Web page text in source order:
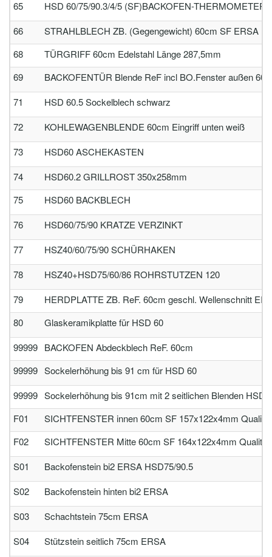
65
HSD 60/75/90.3/4/5 (SF)BACKOFEN-THERMOMETER
66
STRAHLBLECH ZB. (Gegengewicht) 60cm SF ERSA
68
TÜRGRIFF 60cm Edelstahl Länge 287,5mm
69
BACKOFENTÜR Blende ReF incl BO.Fenster außen
71
HSD 60.5 Sockelblech schwarz
72
KOHLEWAGENBLENDE 60cm Eingriff unten weiß
73
HSD60 ASCHEKASTEN
74
HSD60.2 GRILLROST 350x258mm
75
HSD60 BACKBLECH
76
HSD60/75/90 KRATZE VERZINKT
77
HSZ40/60/75/90 SCHÜRHAKEN
78
HSZ40+HSD75/60/86 ROHRSTUTZEN 120
79
HERDPLATTE ZB. ReF. 60cm geschl. Wellenschnitt
80
Glaskeramikplatte für HSD 60
99999 BACKOFEN Abdeckblech ReF. 60cm
99999 Sockelerhöhung bis 91 cm für HSD 60
99999 Sockelerhöhung bis 91cm mit 2 seitlichen Blenden HSD
F01
SICHTFENSTER innen 60cm SF 157x122x4mm
F02
SICHTFENSTER Mitte 60cm SF 164x122x4mm
S01
Backofenstein bi2 ERSA HSD75/90.5
S02
Backofenstein hinten bi2 ERSA
S03
Schachtstein 75cm ERSA
S04
Stützstein seitlich 75cm ERSA